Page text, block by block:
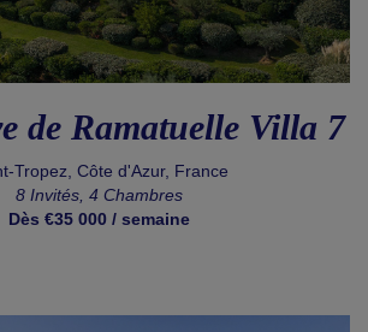
de Ramatuelle Villa 7
Tropez, Côte d'Azur, France
8 Invités, 4 Chambres
Dès €35 000 / semaine